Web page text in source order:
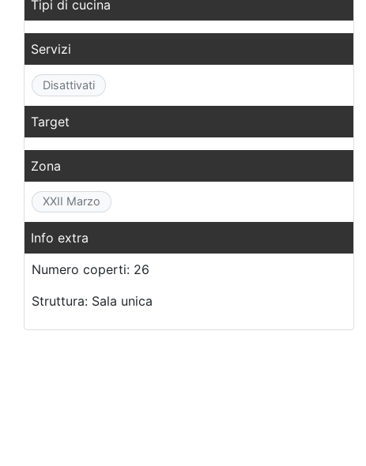
Tipi di cucina
Servizi
Disattivati
Target
Zona
XXII Marzo
Info extra
Numero coperti: 26
Struttura: Sala unica